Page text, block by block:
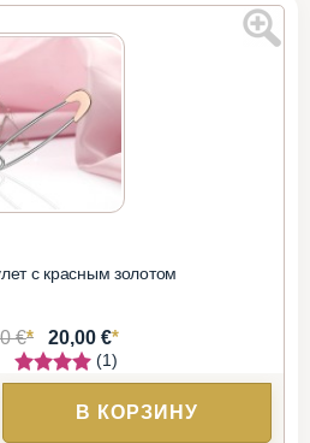
с красным золотом
€* 20,00 €*
(1)
В КОРЗИНУ